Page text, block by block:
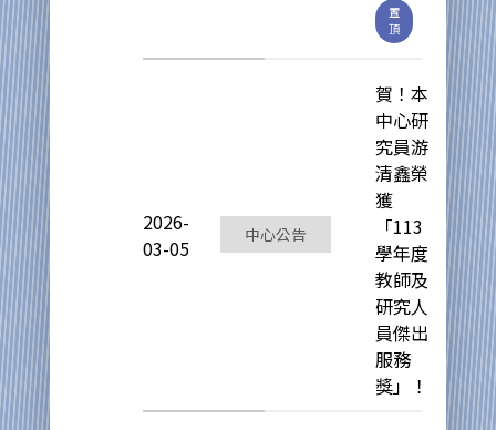
置
頂
2026-
03-05
中心公告
賀！本
中心研
究員游
清鑫榮
獲
「113
學年度
教師及
研究人
員傑出
服務
獎」！